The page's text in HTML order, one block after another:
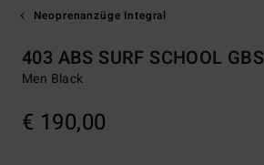
Neoprenanzüge Integral
403 ABS SURF SCHOOL GBS
Men Black
€ 190,00